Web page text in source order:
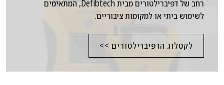
רחב של דפיברילטורים מבית Defibtech, המתאימים
לשימוש ביתי או למקומות ציבוריים.
לקטלוג הדפיברילטורים >>